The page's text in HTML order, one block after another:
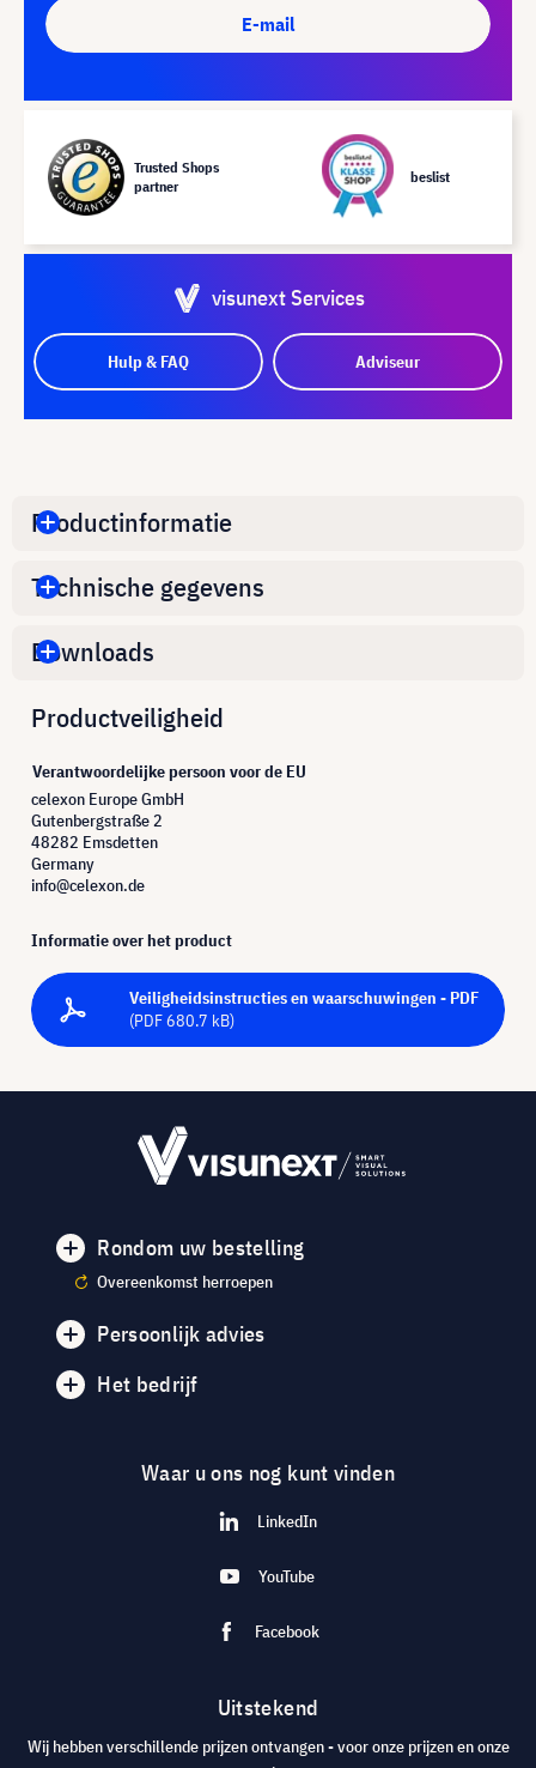
E-mail
Trusted Shops
partner
beslist
visunext Services
Hulp & FAQ Adviseur
Productinformatie
Technische gegevens
Downloads
Productveiligheid
Verantwoordelijke persoon voor de EU
celexon Europe GmbH
Gutenbergstraße 2
48282 Emsdetten
Germany
info@celexon.de
Informatie over het product
Veiligheidsinstructies en waarschuwingen - PDF
(PDF 680.7 kB)
Rondom uw bestelling
Overeenkomst herroepen
Persoonlijk advies
Het bedrijf
Waar u ons nog kunt vinden
LinkedIn
YouTube
Facebook
Uitstekend
Wij hebben verschillende prijzen ontvangen - voor onze prijzen en onze